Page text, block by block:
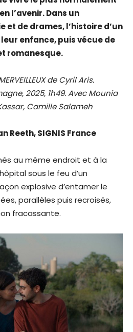
l’avenir. Dans un
et de drames, l’histoire d’un
enfance, puis vécue de
romanesque.
de Cyril Aris.
2025, 1h49. Avec Mounia
Camille Salameh
Reeth, SIGNIS France
au même endroit et à la
sous le feu d’un
explosive d’entamer le
parallèles puis recroisés,
fracassante.